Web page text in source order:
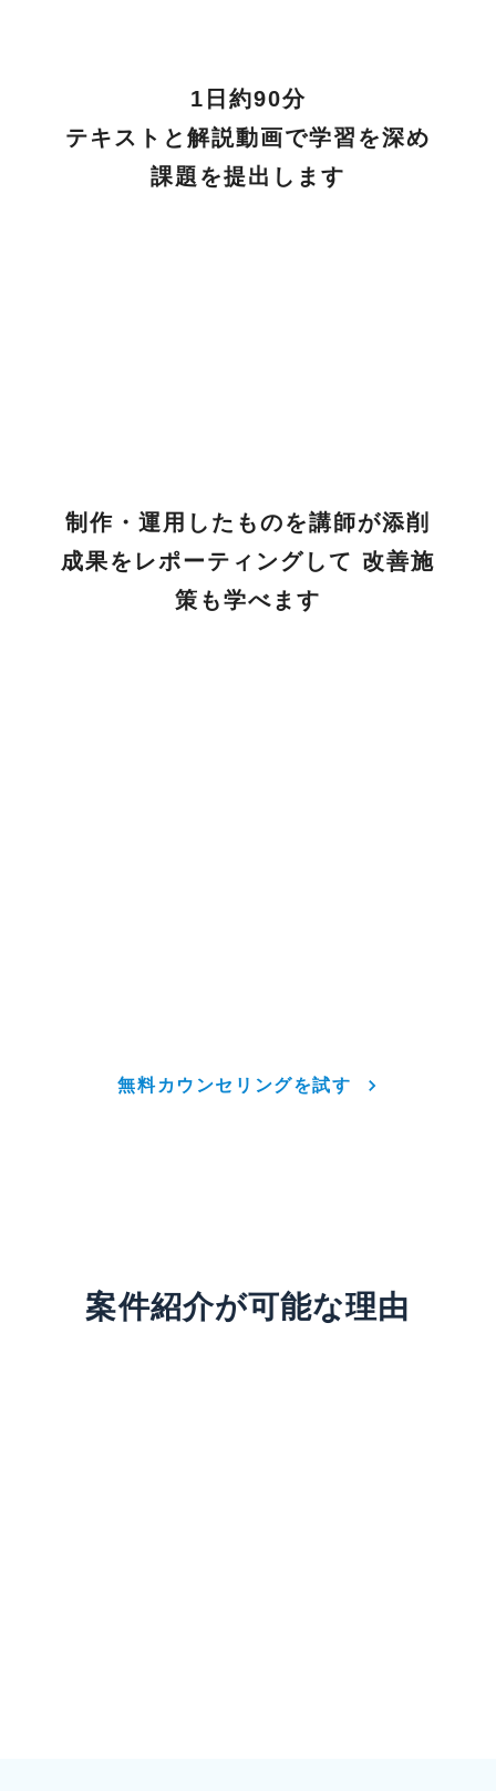
1日約90分
テキストと解説動画で学習を深め
課題を提出します
制作・運用したものを講師が添削
成果をレポーティングして 改善施
策も学べます
無料カウンセリングを試す
案件紹介が可能な理由